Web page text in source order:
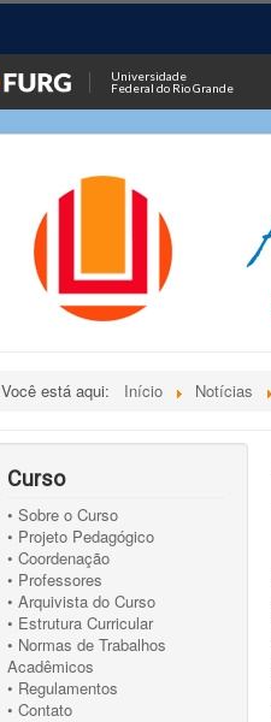
Universidade
Federal do Rio Grande
Você está aqui: Início Notícias
Curso
• Sobre o Curso
• Projeto Pedagógico
• Coordenação
• Professores
• Arquivista do Curso
• Estrutura Curricular
• Normas de Trabalhos
Acadêmicos
• Regulamentos
• Contato